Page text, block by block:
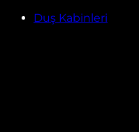
Duş Kabinleri